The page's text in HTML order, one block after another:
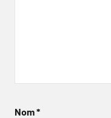
Nom*